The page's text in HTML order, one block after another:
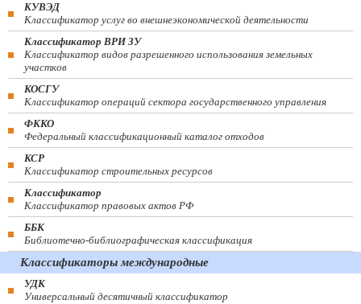
КУВЭД
Классификатор услуг во внешнеэкономической деятельности
Классификатор ВРИ ЗУ
Классификатор видов разрешенного использования земельных
участков
КОСГУ
Классификатор операций сектора государственного управления
ФККО
Федеральный классификационный каталог отходов
КСР
Классификатор строительных ресурсов
Классификатор
Классификатор правовых актов РФ
ББК
Библиотечно-библиографическая классификация
Классификаторы международные
УДК
Универсальный десятичный классификатор